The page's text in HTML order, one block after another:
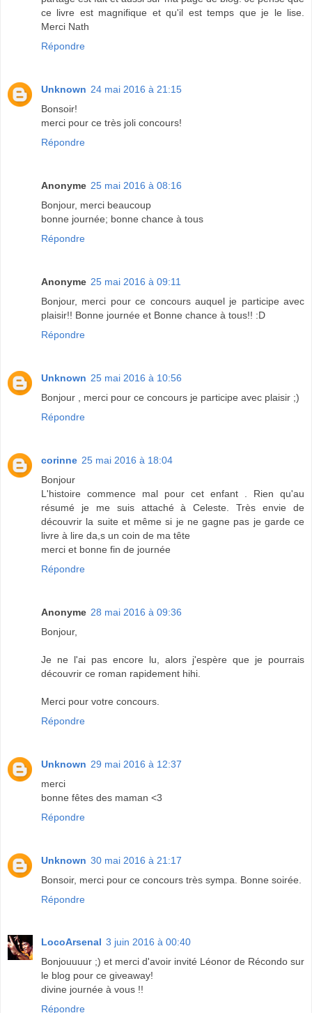
ce livre est magnifique et qu'il est temps que je le lise.
Merci Nath
Répondre
Unknown 24 mai 2016 à 21:15
Bonsoir!
merci pour ce très joli concours!
Répondre
Anonyme 25 mai 2016 à 08:16
Bonjour, merci beaucoup
bonne journée; bonne chance à tous
Répondre
Anonyme 25 mai 2016 à 09:11
Bonjour, merci pour ce concours auquel je participe avec
plaisir!! Bonne journée et Bonne chance à tous!! :D
Répondre
Unknown 25 mai 2016 à 10:56
Bonjour , merci pour ce concours je participe avec plaisir ;)
Répondre
corinne 25 mai 2016 à 18:04
Bonjour
L'histoire commence mal pour cet enfant . Rien qu'au
résumé je me suis attaché à Celeste. Très envie de
découvrir la suite et même si je ne gagne pas je garde ce
livre à lire da,s un coin de ma tête
merci et bonne fin de journée
Répondre
Anonyme 28 mai 2016 à 09:36
Bonjour,
Je ne l'ai pas encore lu, alors j'espère que je pourrais
découvrir ce roman rapidement hihi.
Merci pour votre concours.
Répondre
Unknown 29 mai 2016 à 12:37
merci
bonne fêtes des maman <3
Répondre
Unknown 30 mai 2016 à 21:17
Bonsoir, merci pour ce concours très sympa. Bonne soirée.
Répondre
LocoArsenal 3 juin 2016 à 00:40
Bonjouuuur ;) et merci d'avoir invité Léonor de Récondo sur
le blog pour ce giveaway!
divine journée à vous !!
Répondre